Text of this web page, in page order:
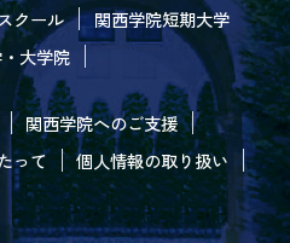
クール
関西学院短期大学
大学院
関西学院へのご支援
って
個人情報の取り扱い